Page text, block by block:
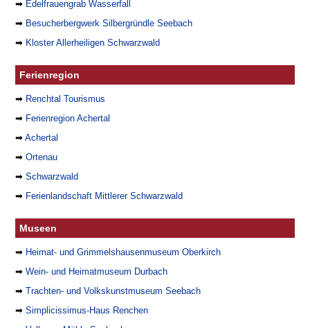
➡ Edelfrauengrab Wasserfall
➡ Besucherbergwerk Silbergründle Seebach
➡ Kloster Allerheiligen Schwarzwald
Ferienregion
➡ Renchtal Tourismus
➡ Ferienregion Achertal
➡Achertal
➡Ortenau
➡Schwarzwald
➡ Ferienlandschaft Mittlerer Schwarzwald
Museen
➡ Heimat- und Grimmelshausenmuseum Oberkirch
➡Wein- und Heimatmuseum Durbach
➡Trachten- und Volkskunstmuseum Seebach
➡Simplicissimus-Haus Renchen